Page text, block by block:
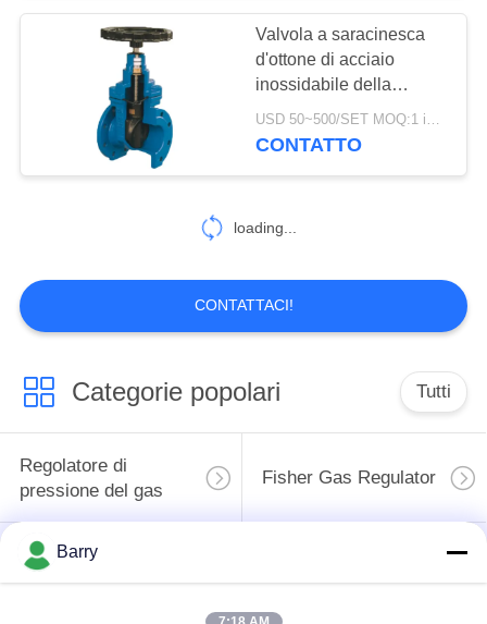
Valvola a saracinesca
d'ottone di acciaio
inossidabile della
valvola a saracinesca
dell'acqua del vapore
USD 50~500/SET MOQ:1 insieme
CONTATTO
loading...
CONTATTACI!
Categorie popolari Tutti
Regolatore di
pressione del gas
Fisher Gas Regulator
Moltiplicatore di
pressione
Barry